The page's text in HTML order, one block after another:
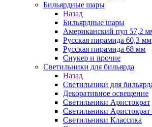
Бильярдные шары
Назад
Бильярдные шары
Американский пул 57,2
Русская пирамида 60,3 мм
Русская пирамида 68 мм
Снукер и прочие
Светильники для бильярда
Назад
Светильники для
Декоративное освещение
Светильники Аристократ
Светильники
Светильники Классика